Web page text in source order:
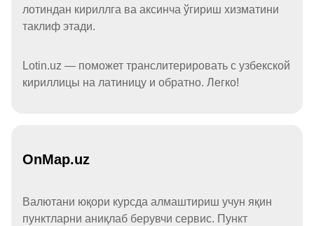
лотиндан кириллга ва аксинча ўгириш хизматини
таклиф этади.
Lotin.uz — поможет транслитерировать с узбекской
кириллицы на латиницу и обратно. Легко!
OnMap.uz
Валютани юқори курсда алмаштириш учун яқин
пунктларни аниқлаб берувчи сервис. Пункт